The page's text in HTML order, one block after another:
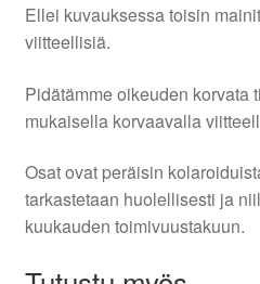
Ellei kuvauksessa toisin
viitteellisiä.
Pidätämme oikeuden korvata
mukaisella korvaavalla
Osat ovat peräisin
tarkastetaan huolellisesti ja
kuukauden toimivuustakuun.